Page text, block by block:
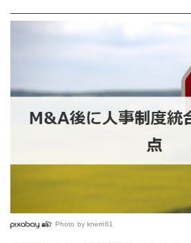
Photo by knerri61